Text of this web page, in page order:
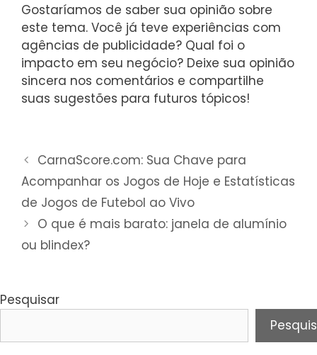
Gostaríamos de saber sua opinião sobre
este tema. Você já teve experiências com
agências de publicidade? Qual foi o
impacto em seu negócio? Deixe sua opinião
sincera nos comentários e compartilhe
suas sugestões para futuros tópicos!
CarnaScore.com: Sua Chave para
Acompanhar os Jogos de Hoje e Estatísticas
de Jogos de Futebol ao Vivo
O que é mais barato: janela de alumínio
ou blindex?
Pesquisar